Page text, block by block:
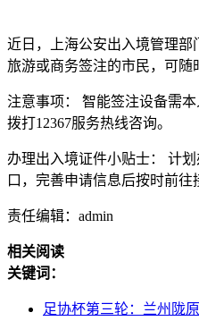
近日，上海公安出入境管理
旅游或商务签注的市民，可随
注意事项： 智能签注设备需
拨打12367服务热线咨询。
办理出入境证件小贴士： 计
口，完善申请信息后按时前往
责任编辑：admin
相关阅读
关键词：
足协杯第三轮：兰州陇